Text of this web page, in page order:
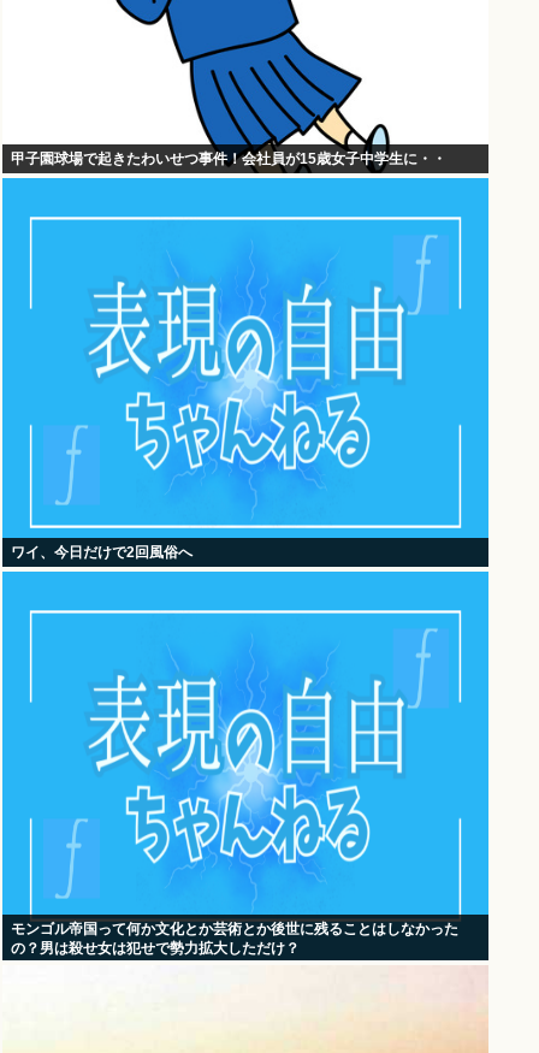
甲子園球場で起きたわいせつ事件！会社員が15歳女子中学生に・・
ワイ、今日だけで2回風俗へ
モンゴル帝国って何か文化とか芸術とか後世に残ることはしなかった
の？男は殺せ女は犯せで勢力拡大しただけ？